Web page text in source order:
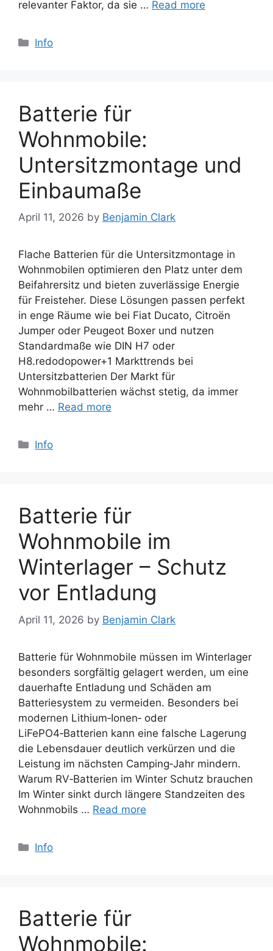
relevanter Faktor, da sie … Read more
Categories
Info
Batterie für
Wohnmobile:
Untersitzmontage und
Einbaumaße
April 11, 2026 by Benjamin Clark
Flache Batterien für die Untersitzmontage in
Wohnmobilen optimieren den Platz unter dem
Beifahrersitz und bieten zuverlässige Energie
für Freisteher. Diese Lösungen passen perfekt
in enge Räume wie bei Fiat Ducato, Citroën
Jumper oder Peugeot Boxer und nutzen
Standardmaße wie DIN H7 oder
H8.redodopower+1 Markttrends bei
Untersitzbatterien Der Markt für
Wohnmobilbatterien wächst stetig, da immer
mehr … Read more
Categories
Info
Batterie für
Wohnmobile im
Winterlager – Schutz
vor Entladung
April 11, 2026 by Benjamin Clark
Batterie für Wohnmobile müssen im Winterlager
besonders sorgfältig gelagert werden, um eine
dauerhafte Entladung und Schäden am
Batteriesystem zu vermeiden. Besonders bei
modernen Lithium‑Ionen‑ oder
LiFePO4‑Batterien kann eine falsche Lagerung
die Lebensdauer deutlich verkürzen und die
Leistung im nächsten Camping‑Jahr mindern.
Warum RV‑Batterien im Winter Schutz brauchen
Im Winter sinkt durch längere Standzeiten des
Wohnmobils … Read more
Categories
Info
Batterie für
Wohnmobile: